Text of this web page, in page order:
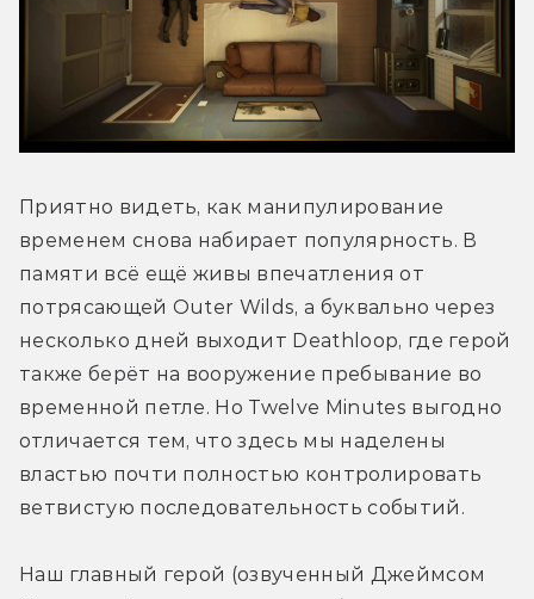
Приятно видеть, как манипулирование
временем снова набирает популярность. В
памяти всё ещё живы впечатления от
потрясающей Outer Wilds, а буквально через
несколько дней выходит Deathloop, где герой
также берёт на вооружение пребывание во
временной петле. Но Twelve Minutes выгодно
отличается тем, что здесь мы наделены
властью почти полностью контролировать
ветвистую последовательность событий.
Наш главный герой (озвученный Джеймсом